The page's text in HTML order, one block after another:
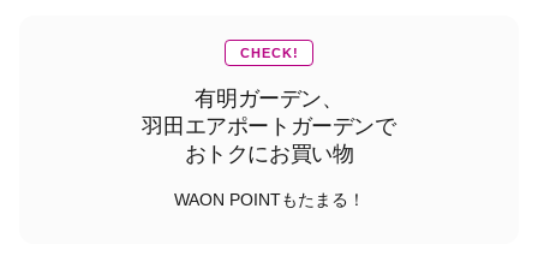
CHECK!
有明ガーデン、
羽田エアポートガーデンで
おトクにお買い物
WAON POINTもたまる！